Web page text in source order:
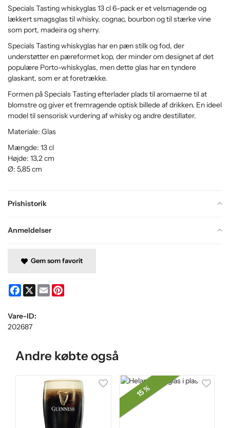
Prishistorik
Anmeldelser
Specials Tasting whiskyglas 13 cl 6-pack er et velsmagende og
lækkert smagsglas til whisky, cognac, bourbon og til stærke vine
som port, madeira og sherry.
Specials Tasting whiskyglas har en pæn stilk og fod, der
understøtter en pæreformet kop, der minder om designet af det
populære Porto-whiskyglas, men dette glas har en tyndere
glaskant, som er at foretrække.
Formen på Specials Tasting efterlader plads til aromaerne til at
blomstre og giver et fremragende optisk billede af drikken. En ideel
model til sensorisk vurdering af whisky og andre destillater.
Materiale: Glas
Mængde: 13 cl
Højde: 13,2 cm
Ø: 5,85 cm
Gem som favorit
Facebook
X Email
Vare-ID:
202687
Andre købte også
15 %